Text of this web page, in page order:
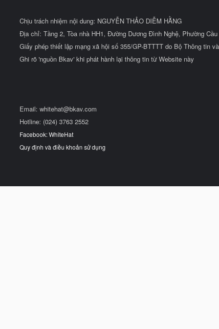
Chịu trách nhiệm nội dung: NGUYỄN THẢO DIỄM HẰNG
Địa chỉ: Tầng 2, Tòa nhà HH1, Đường Dương Đình Nghệ, Phường
Giấy phép thiết lập mạng xã hội số 355/GP-BTTTT do Bộ Thông tin
Ghi rõ 'nguồn Bkav' khi phát hành lại thông tin từ Website này
Email: whitehat@bkav.com
Hotline: (024) 3763 2552
Facebook: WhiteHat
Quy định và điều khoản sử dụng